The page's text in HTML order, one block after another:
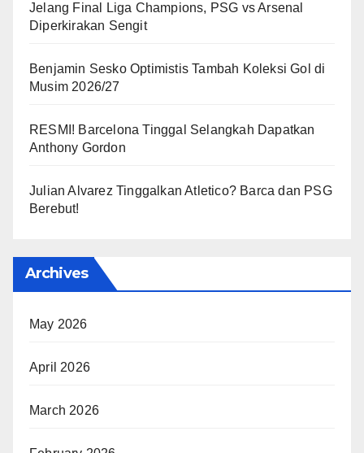
Jelang Final Liga Champions, PSG vs Arsenal
Diperkirakan Sengit
Benjamin Sesko Optimistis Tambah Koleksi Gol di
Musim 2026/27
RESMI! Barcelona Tinggal Selangkah Dapatkan
Anthony Gordon
Julian Alvarez Tinggalkan Atletico? Barca dan PSG
Berebut!
Archives
May 2026
April 2026
March 2026